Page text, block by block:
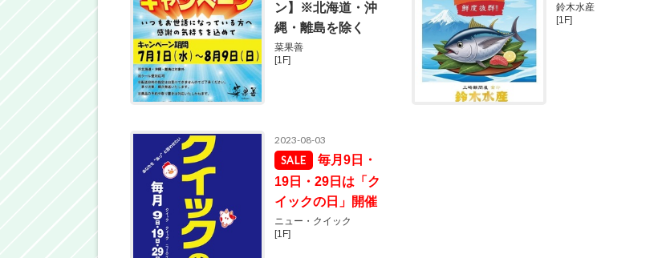
ン】※北海道・沖
縄・離島を除く
菜果善
[1F]
鈴木水産
[1F]
2023-08-03
毎月9日・
19日・29日は「ク
イックの日」開催
ニュー・クイック
[1F]